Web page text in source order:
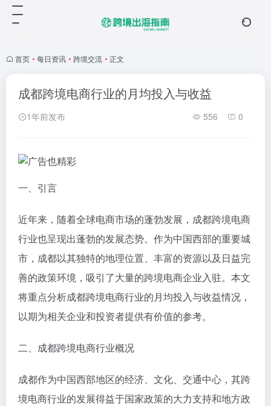
首页 • 每日资讯 • 跨境交流 • 正文
成都跨境电商行业的月均投入与收益
1年前发布 556 0
一、引言
近年来，随着全球电商市场的蓬勃发展，成都跨境电商
行业也呈现出蓬勃的发展态势。作为中国西部的重要城
市，成都以其独特的地理位置、丰富的资源以及日益完
善的政策环境，吸引了大量的跨境电商企业入驻。本文
将重点分析成都跨境电商行业的月均投入与收益情况，
以期为相关企业和投资者提供有价值的参考。
二、成都跨境电商行业概况
成都作为中国西部地区的经济、文化、交通中心，其跨
境电商行业的发展得益于国家政策的大力支持和地方政